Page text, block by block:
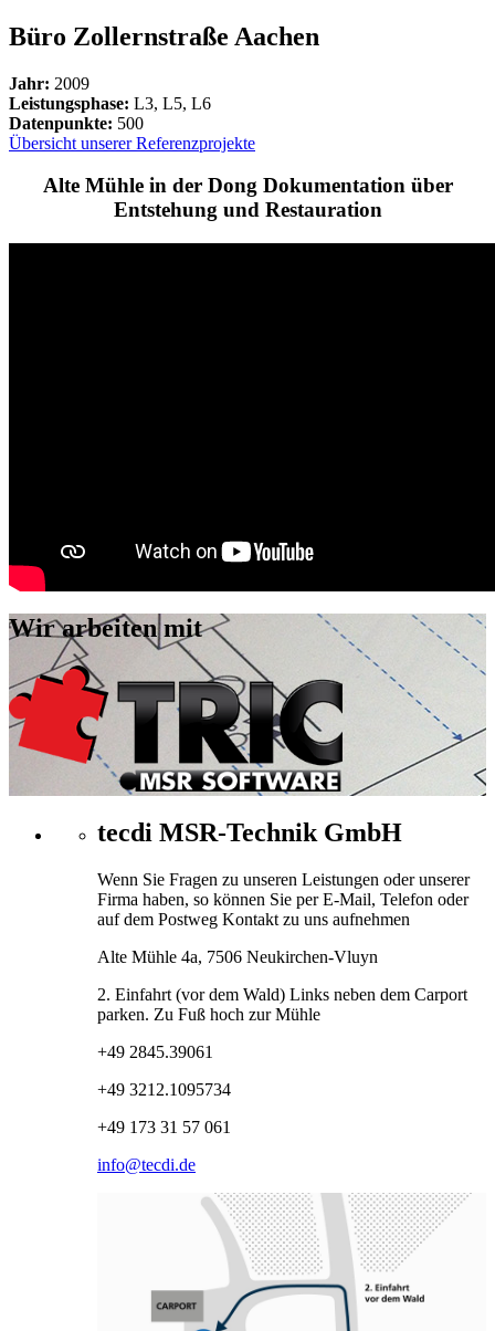
Büro Zollernstraße Aachen
Jahr: 2009
Leistungsphase: L3, L5, L6
Datenpunkte: 500
Übersicht unserer Referenzprojekte
Alte Mühle in der Dong Dokumentation über
Entstehung und Restauration
Wir arbeiten mit
tecdi MSR-Technik GmbH
Wenn Sie Fragen zu unseren Leistungen oder unserer
Firma haben, so können Sie per E-Mail, Telefon oder
auf dem Postweg Kontakt zu uns aufnehmen
Alte Mühle 4a, 7506 Neukirchen-Vluyn
2. Einfahrt (vor dem Wald) Links neben dem Carport
parken. Zu Fuß hoch zur Mühle
+49 2845.39061
+49 3212.1095734
+49 173 31 57 061
info@tecdi.de